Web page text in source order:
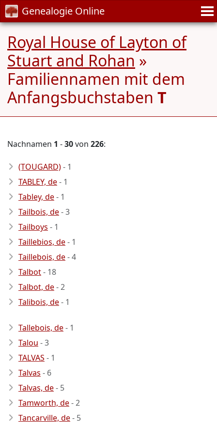
Genealogie Online
Royal House of Layton of
Stuart and Rohan »
Familiennamen mit dem
Anfangsbuchstaben T
Nachnamen 1 -30von 226:
(TOUGARD)- 1
TABLEY, de- 1
Tabley, de- 1
Tailbois, de- 3
Tailboys - 1
Taillebios, de- 1
Taillebois, de- 4
Talbot- 18
Talbot, de- 2
Talibois, de- 1
Tallebois, de- 1
Talou - 3
TALVAS - 1
Talvas - 6
Talvas, de- 5
Tamworth, de- 2
Tancarville, de- 5